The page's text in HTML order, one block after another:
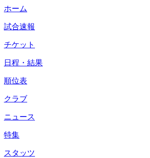
ホーム
試合速報
チケット
日程・結果
順位表
クラブ
ニュース
特集
スタッツ